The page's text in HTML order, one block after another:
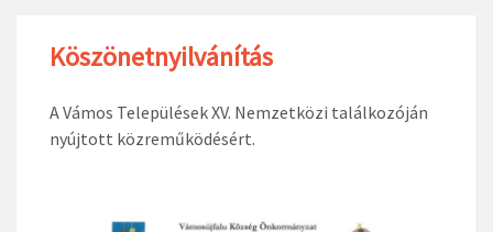
Köszönetnyilvánítás
A Vámos Települések XV. Nemzetközi találkozóján
nyújtott közreműködésért.